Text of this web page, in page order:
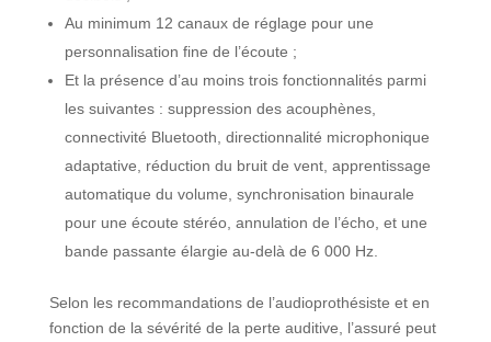
Au minimum 12 canaux de réglage pour une
personnalisation fine de l’écoute ;
Et la présence d’au moins trois fonctionnalités parmi
les suivantes : suppression des acouphènes,
connectivité Bluetooth, directionnalité microphonique
adaptative, réduction du bruit de vent, apprentissage
automatique du volume, synchronisation binaurale
pour une écoute stéréo, annulation de l’écho, et une
bande passante élargie au-delà de 6 000 Hz.
Selon les recommandations de l’audioprothésiste et en
fonction de la sévérité de la perte auditive, l’assuré peut